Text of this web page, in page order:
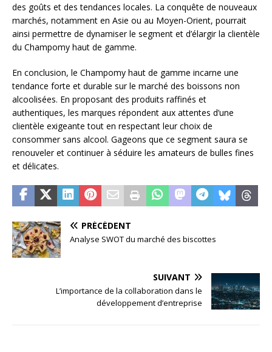
des goûts et des tendances locales. La conquête de nouveaux
marchés, notamment en Asie ou au Moyen-Orient, pourrait
ainsi permettre de dynamiser le segment et d’élargir la clientèle
du Champomy haut de gamme.
En conclusion, le Champomy haut de gamme incarne une
tendance forte et durable sur le marché des boissons non
alcoolisées. En proposant des produits raffinés et
authentiques, les marques répondent aux attentes d’une
clientèle exigeante tout en respectant leur choix de
consommer sans alcool. Gageons que ce segment saura se
renouveler et continuer à séduire les amateurs de bulles fines
et délicates.
PRÉCÉDENT
Analyse SWOT du marché des biscottes
SUIVANT
L’importance de la collaboration dans le
développement d’entreprise